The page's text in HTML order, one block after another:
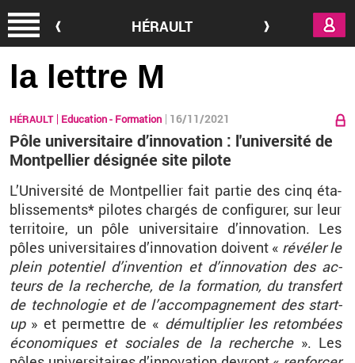
HÉRAULT
la lettre M
HÉRAULT Education - Formation 16/11/2021
Pôle universitaire d’innovation : l'université de
Montpellier désignée site pilote
L’Uni­ver­site ́ de Mont­pel­lier fait par­tie des cinq éta­
blis­se­ments* pi­lotes chargés de confi­gu­rer, sur leur
ter­ri­toire, un pôle uni­ver­si­taire d’in­no­va­tion. Les
pôles uni­ver­si­taires d’in­no­va­tion doivent « ré­vé­ler le
plein po­ten­tiel d’in­ven­tion et d’in­no­va­tion des ac­
teurs de la re­cherche, de la for­ma­tion, du trans­fert
de tech­no­lo­gie et de l’ac­com­pa­gne­ment des start-
up » et per­mettre de « démul­ti­plier les re­tombées
éco­no­miques et so­ciales de la re­cherche ». Les